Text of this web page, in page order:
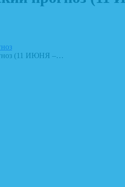
(11 ИЮНЯ –…